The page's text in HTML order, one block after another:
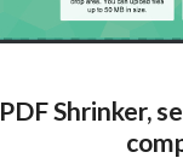
PDF Shrinker,